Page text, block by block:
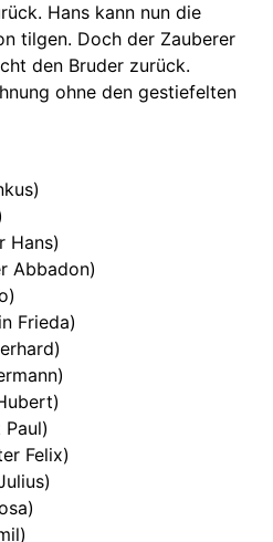
Hans kann nun die
tilgen. Doch der Zauberer
den Bruder zurück.
ohne den gestiefelten
Hans)
Abbadon)
Frieda)
Felix)